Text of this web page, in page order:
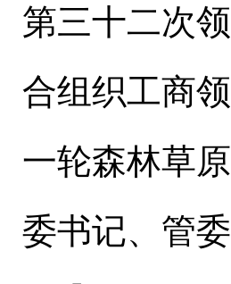
第三十二次
合组织工商
一轮森林草
委书记、管